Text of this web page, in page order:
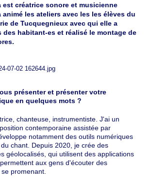
est créatrice sonore et musicienne
animé les ateliers avec les les élèves du
de Tucquegnieux avec qui elle a
des habitant-es et réalisé le montage de
présenter et présenter votre
en quelques mots ?
chanteuse, instrumentiste. J'ai un
contemporaine assistée par
notamment des outils numériques
chant. Depuis 2020, je crée des
géolocalisés, qui utilisent des applications
aux gens d'écouter des
promenant.